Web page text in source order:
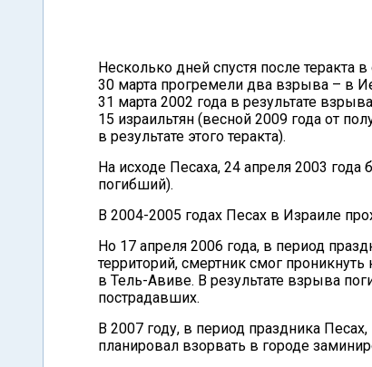
Несколько дней спустя после теракта
30 марта прогремели два взрыва – в
31 марта 2002 года в результате
15 израильтян (весной 2009 года от
в результате этого теракта).
На исходе Песаха, 24 апреля 2003
погибший).
В 2004-2005 годах Песах в Израиле
Но 17 апреля 2006 года, в период
территорий, смертник смог
в Тель-Авиве. В результате взрыва
пострадавших.
В 2007 году, в период праздника
планировал взорвать в городе